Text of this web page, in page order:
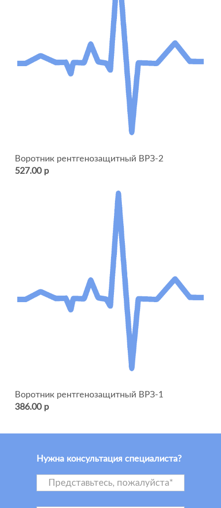
Воротник рентгенозащитный ВРЗ-2
527.00 р
Воротник рентгенозащитный ВРЗ-1
386.00 р
Нужна консультация специалиста?